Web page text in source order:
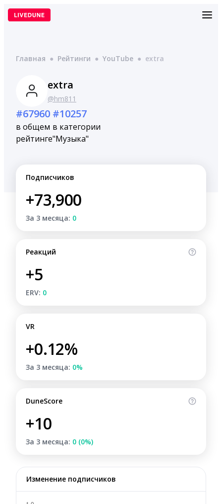
Перейти
Главная ● Рейтинги ● YouTube ● extra
extra
@hm811
#67960
в общем
рейтинге
#10257
в категории
"Музыка"
Подписчиков
+73,900
За 3 месяца: 0
Реакций
+5
ERV: 0
VR
+0.12%
За 3 месяца: 0%
DuneScore
+10
За 3 месяца: 0 (0%)
Изменение подписчиков